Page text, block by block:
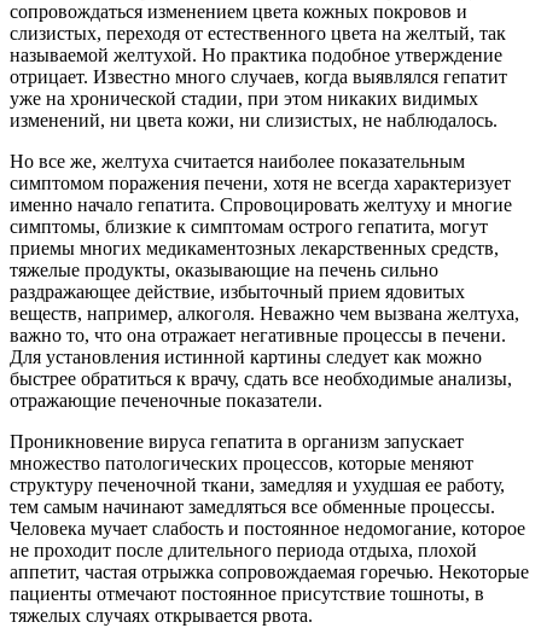
сопровождаться изменением цвета кожных покровов и
слизистых, переходя от естественного цвета на желтый, так
называемой желтухой. Но практика подобное утверждение
отрицает. Известно много случаев, когда выявлялся гепатит
уже на хронической стадии, при этом никаких видимых
изменений, ни цвета кожи, ни слизистых, не наблюдалось.
Но все же, желтуха считается наиболее показательным
симптомом поражения печени, хотя не всегда характеризует
именно начало гепатита. Спровоцировать желтуху и многие
симптомы, близкие к симптомам острого гепатита, могут
приемы многих медикаментозных лекарственных средств,
тяжелые продукты, оказывающие на печень сильно
раздражающее действие, избыточный прием ядовитых
веществ, например, алкоголя. Неважно чем вызвана желтуха,
важно то, что она отражает негативные процессы в печени.
Для установления истинной картины следует как можно
быстрее обратиться к врачу, сдать все необходимые анализы,
отражающие печеночные показатели.
Проникновение вируса гепатита в организм запускает
множество патологических процессов, которые меняют
структуру печеночной ткани, замедляя и ухудшая ее работу,
тем самым начинают замедляться все обменные процессы.
Человека мучает слабость и постоянное недомогание, которое
не проходит после длительного периода отдыха, плохой
аппетит, частая отрыжка сопровождаемая горечью. Некоторые
пациенты отмечают постоянное присутствие тошноты, в
тяжелых случаях открывается рвота.